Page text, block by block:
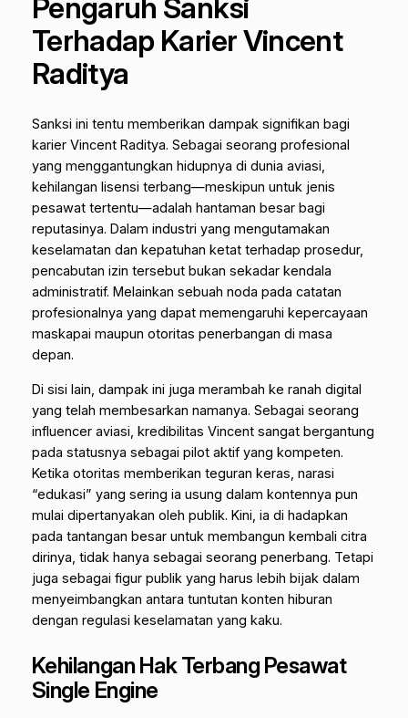
Pengaruh Sanksi
Terhadap Karier Vincent
Raditya
Sanksi ini tentu memberikan dampak signifikan bagi
karier Vincent Raditya. Sebagai seorang profesional
yang menggantungkan hidupnya di dunia aviasi,
kehilangan lisensi terbang—meskipun untuk jenis
pesawat tertentu—adalah hantaman besar bagi
reputasinya. Dalam industri yang mengutamakan
keselamatan dan kepatuhan ketat terhadap prosedur,
pencabutan izin tersebut bukan sekadar kendala
administratif. Melainkan sebuah noda pada catatan
profesionalnya yang dapat memengaruhi kepercayaan
maskapai maupun otoritas penerbangan di masa
depan.
Di sisi lain, dampak ini juga merambah ke ranah digital
yang telah membesarkan namanya. Sebagai seorang
influenceraviasi, kredibilitas Vincent sangat bergantung
pada statusnya sebagai pilot aktif yang kompeten.
Ketika otoritas memberikan teguran keras, narasi
“edukasi” yang sering ia usung dalam kontennya pun
mulai dipertanyakan oleh publik. Kini, ia di hadapkan
pada tantangan besar untuk membangun kembali citra
dirinya, tidak hanya sebagai seorang penerbang. Tetapi
juga sebagai figur publik yang harus lebih bijak dalam
menyeimbangkan antara tuntutan konten hiburan
dengan regulasi keselamatan yang kaku.
Kehilangan Hak Terbang Pesawat
Single Engine